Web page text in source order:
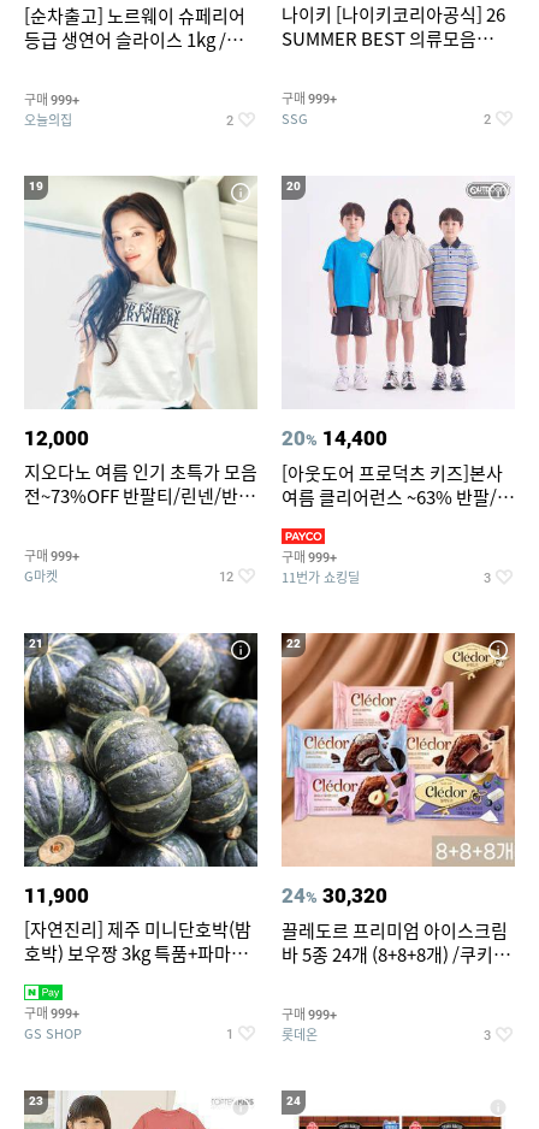
[순차출고] 노르웨이 슈페리어
등급 생연어 슬라이스 1kg /
구매 999+
오늘의집 2
나이키 [나이키코리아공식] 26
SUMMER BEST 의류모음
구매 999+
SSG 2
19
12,000
지오다노 여름 인기 초특가 모음
전~73%OFF 반팔티/린넨/반바
구매 999+
G마켓 12
20
20% 14,400
[아웃도어 프로덕츠 키즈]본사
여름 클리어런스 ~63% 반팔/반
구매 999+
11번가 쇼킹딜 3
21
11,900
[자연진리] 제주 미니단호박(밤
호박) 보우짱 3kg 특품+파마산
구매 999+
GS SHOP 1
22
24% 30,320
끌레도르 프리미엄 아이스크림
바 5종 24개 (8+8+8개) /쿠키앤
구매 999+
롯데온 3
23 24